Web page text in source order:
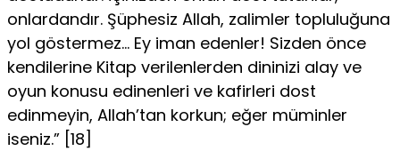
onlardandır. Şüphesiz Allah, zalimler topluluğuna
yol göstermez… Ey iman edenler! Sizden önce
kendilerine Kitap verilenlerden dininizi alay ve
oyun konusu edinenleri ve kafirleri dost
edinmeyin, Allah’tan korkun; eğer müminler
iseniz.” [18]